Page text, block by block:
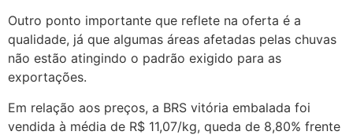
Outro ponto importante que reflete na oferta é a
qualidade, já que algumas áreas afetadas pelas chuvas
não estão atingindo o padrão exigido para as
exportações.
Em relação aos preços, a BRS vitória embalada foi
vendida à média de R$ 11,07/kg, queda de 8,80% frente